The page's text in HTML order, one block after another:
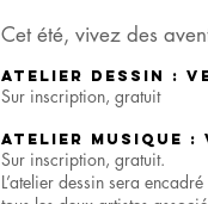
Cet été, vivez des
Atelier dessin :
Sur inscription, gratuit
Atelier musique :
Sur inscription, gratuit.
L’atelier dessin sera